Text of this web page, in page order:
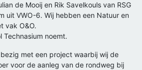
de Mooij en Rik Savelkouls van RSG
uit VWO-6. Wij hebben een Natuur en
vak O&O.
Technasium noemt.
met een project waarbij wij de
voor de aanleg van de rondweg bij